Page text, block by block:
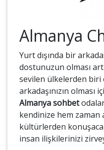
Almanya
Yurt dışında bir
dostunuzun olması
sevilen ülkelerden biri
arkadaşınızın olması
Almanya sohbet
kendinize hem zaman
kültürlerden
insan ilişkilerinizi